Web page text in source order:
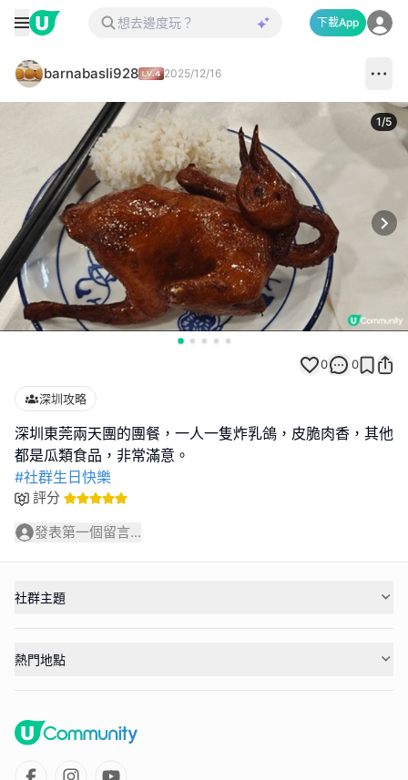
下載App
barnabasli928 2025/12/16
1/5
0 0
深圳攻略
深圳東莞兩天團的團餐，一人一隻炸乳鴿，皮脆肉香，其他
#社群生日快樂
評分
發表第一個留言...
社群主題
熱門地點